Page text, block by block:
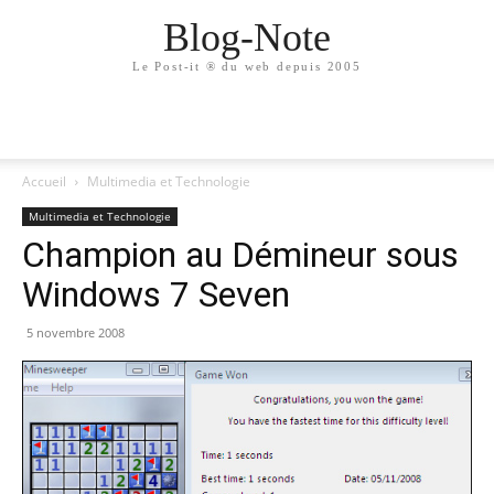
Blog-Note
Le Post-it ® du web depuis 2005
Accueil Multimedia et Technologie
Multimedia et Technologie
Champion au Démineur sous
Windows 7 Seven
5 novembre 2008